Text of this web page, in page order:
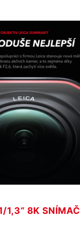
1,3“ 8K SNÍMAČ